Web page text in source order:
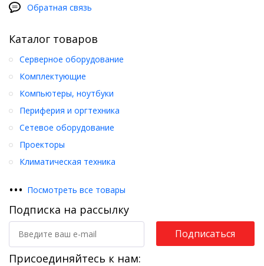
Обратная связь
Каталог товаров
Серверное оборудование
Комплектующие
Компьютеры, ноутбуки
Периферия и оргтехника
Сетевое оборудование
Проекторы
Климатическая техника
••• Посмотреть все товары
Подписка на рассылку
Подписаться
Присоединяйтесь к нам: